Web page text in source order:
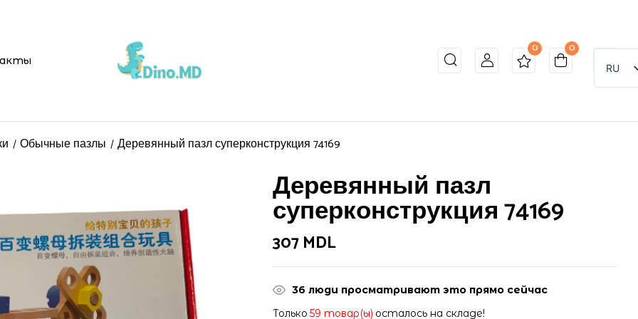
0 0
RU
Обычные пазлы Деревянный пазл суперконструкция 74169
Деревянный пазл
суперконструкция 74169
307MDL
36 люди просматривают это прямо сейчас
Только 59 товар(ы) осталось на складе!